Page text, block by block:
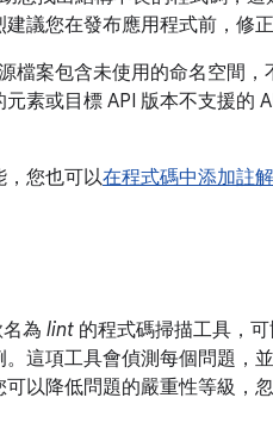
議您在發布應用程式前，修
檔案包含未使用的命名空間
素或目標 API 版本不支援的
，您也可以在程式碼中添加註解
為 lint 的程式碼掃描工具，
這項工具會偵測每個問題，
以降低問題的嚴重性等級，